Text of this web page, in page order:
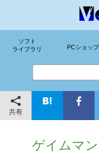
ソフト
ライブラリ
PCショップ
共有
ゲイムマ